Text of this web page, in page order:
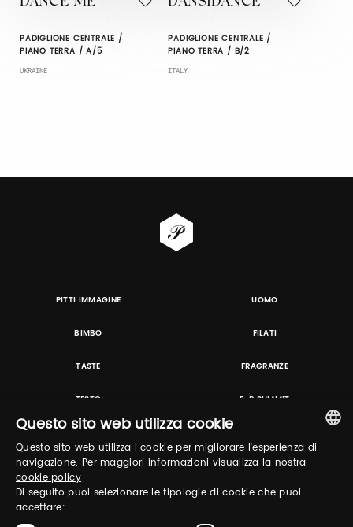
PADIGLIONE CENTRALE /
PIANO TERRA / A/5
UKRAINE
PADIGLIONE CENTRALE /
PIANO TERRA / B/2
ITALY
PITTI IMMAGINE UOMO
BIMBO FILATI
TASTE FRAGRANZE
TESTO E-P SUMMIT
TUTORING & CONSULTING
ITALIAN
Questo sito web utilizza cookie
Questo sito web utilizza i cookie per migliorare l'esperienza di
navigazione. Per maggiori informazioni visualizza la nostra
cookie policy
Di seguito puoi selezionare le tipologie di cookie che puoi
accettare: